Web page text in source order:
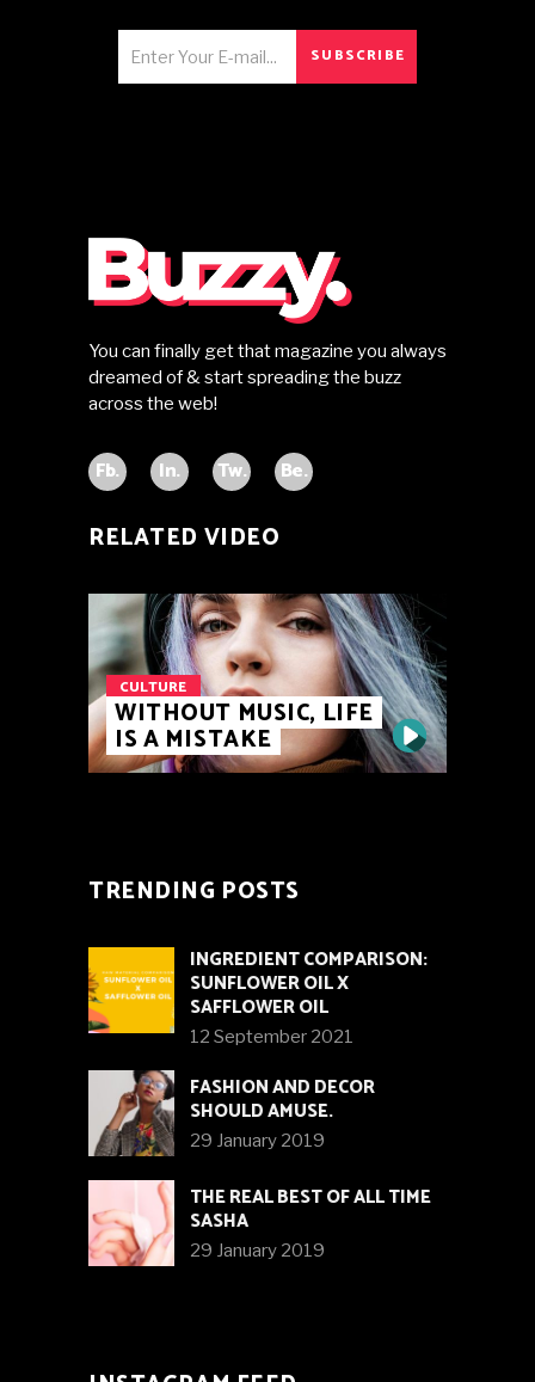
SUBSCRIBE
You can finally get that magazine you always
dreamed of & start spreading the buzz
across the web!
Fb. In. Tw. Be.
RELATED VIDEO
CULTURE
WITHOUT MUSIC, LIFE
IS A MISTAKE
TRENDING POSTS
INGREDIENT COMPARISON:
SUNFLOWER OIL X
SAFFLOWER OIL
12 September 2021
FASHION AND DECOR
SHOULD AMUSE.
29 January 2019
THE REAL BEST OF ALL TIME
SASHA
29 January 2019